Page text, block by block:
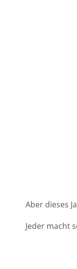
Aber dieses
Jeder macht